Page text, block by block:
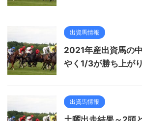
出資馬情報
2021年産出資馬の
やく1/3が勝ち上がり
出資馬情報